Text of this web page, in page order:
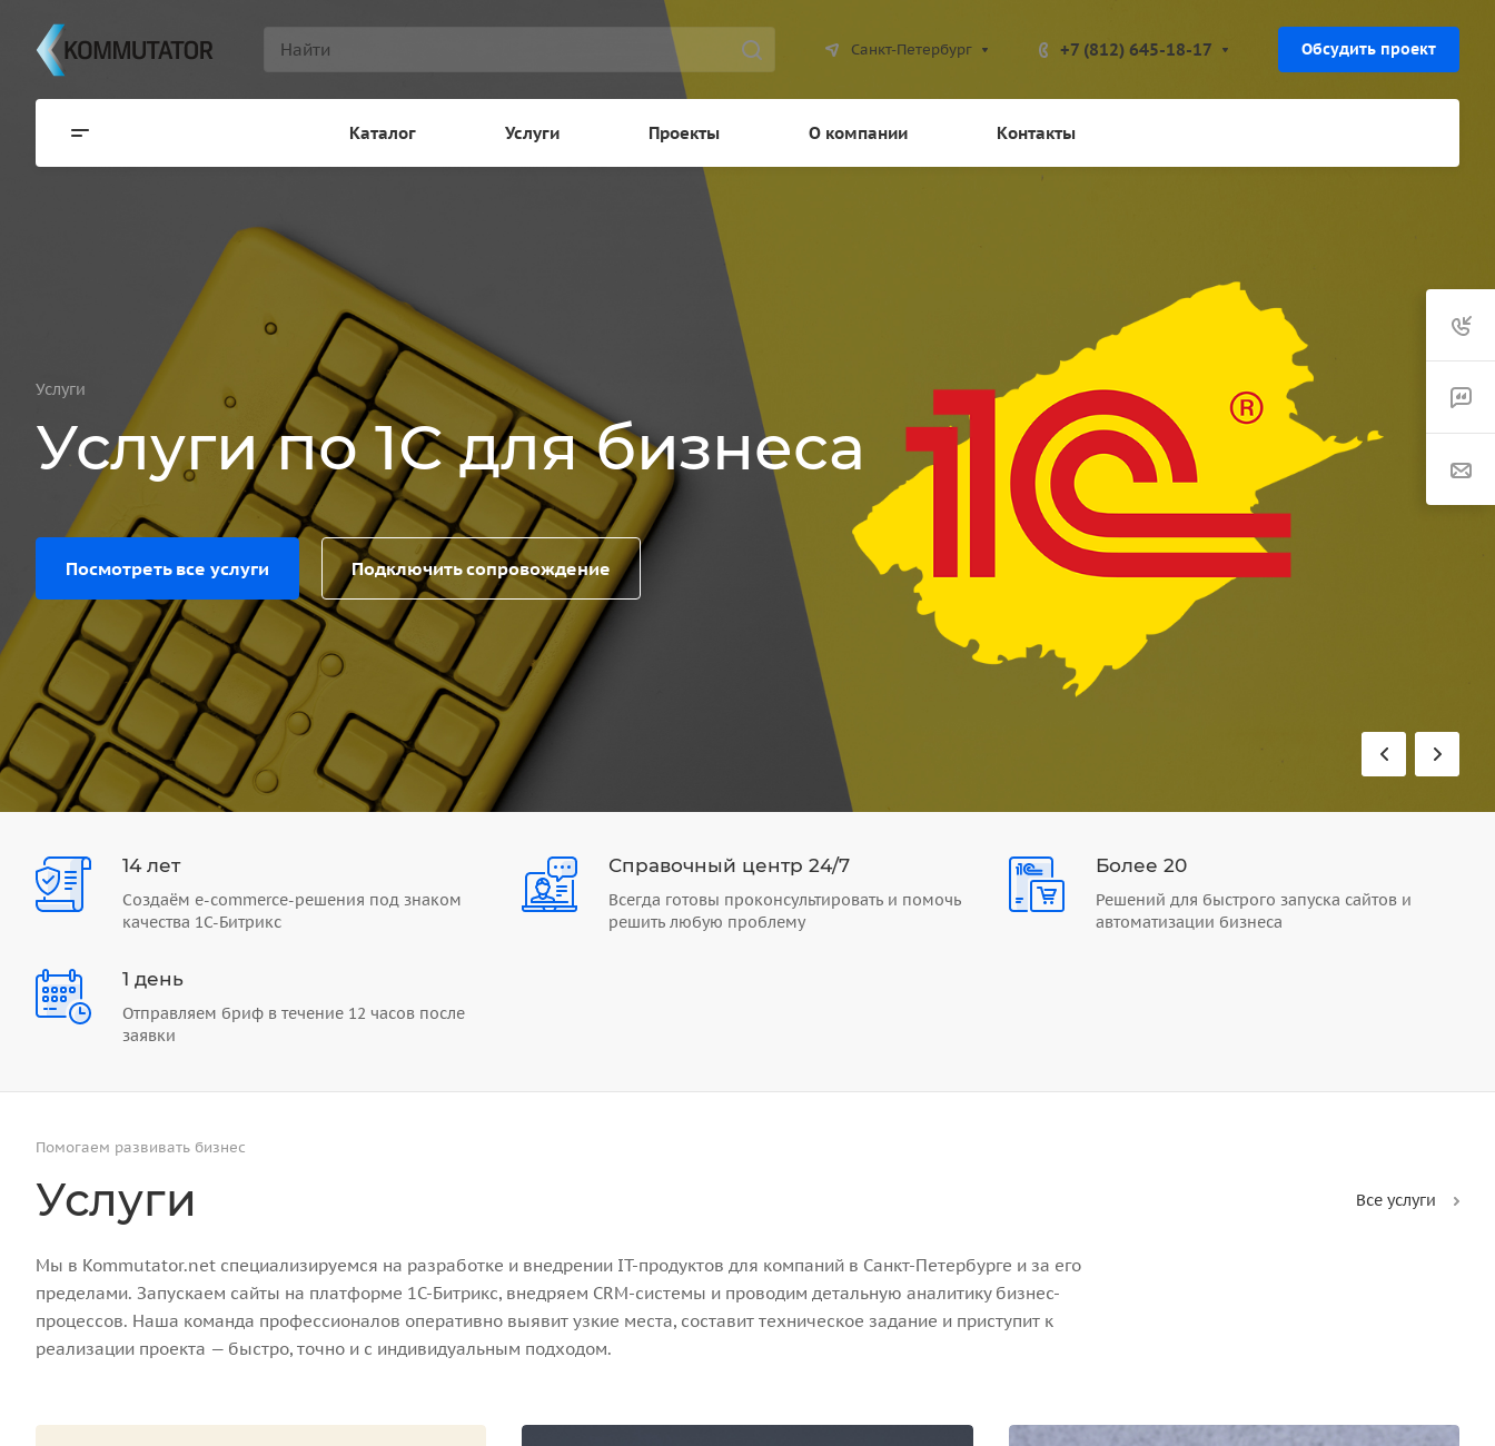
Санкт-Петербург +7 (812) 645-18-17 Обсудить проект
Каталог Услуги Проекты О компании Контакты
Услуги
Услуги по 1С для бизнеса
Посмотреть все услуги Подключить сопровождение
14 лет
Создаём e-commerce-решения под знаком
качества 1С-Битрикс
Справочный центр 24/7
Всегда готовы проконсультировать и помочь
решить любую проблему
Более 20
Решений для быстрого запуска сайтов и
автоматизации бизнеса
1 день
Отправляем бриф в течение 12 часов после
заявки
Помогаем развивать бизнес
Услуги Все услуги
Мы в Kommutator.net специализируемся на разработке и внедрении IT-продуктов для компаний в Санкт-Петербурге и за его
пределами. Запускаем сайты на платформе 1С-Битрикс, внедряем CRM-системы и проводим детальную аналитику бизнес-
процессов. Наша команда профессионалов оперативно выявит узкие места, составит техническое задание и приступит к
реализации проекта — быстро, точно и с индивидуальным подходом.